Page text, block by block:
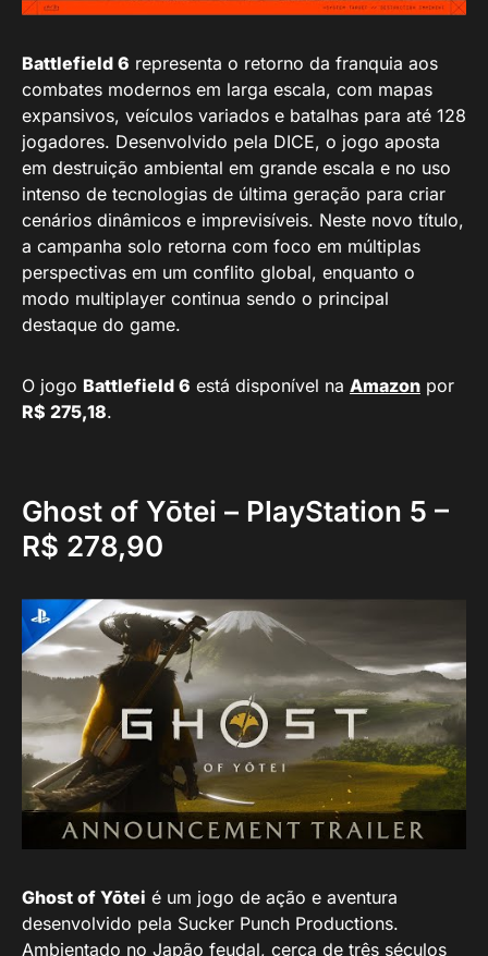
Battlefield 6 representa o retorno da franquia aos
combates modernos em larga escala, com mapas
expansivos, veículos variados e batalhas para até 128
jogadores. Desenvolvido pela DICE, o jogo aposta
em destruição ambiental em grande escala e no uso
intenso de tecnologias de última geração para criar
cenários dinâmicos e imprevisíveis. Neste novo título,
a campanha solo retorna com foco em múltiplas
perspectivas em um conflito global, enquanto o
modo multiplayer continua sendo o principal
destaque do game.
O jogo Battlefield 6 está disponível na Amazon por
R$ 275,18.
Ghost of Yōtei – PlayStation 5 –
R$ 278,90
Ghost of Yōtei é um jogo de ação e aventura
desenvolvido pela Sucker Punch Productions.
Ambientado no Japão feudal, cerca de três séculos